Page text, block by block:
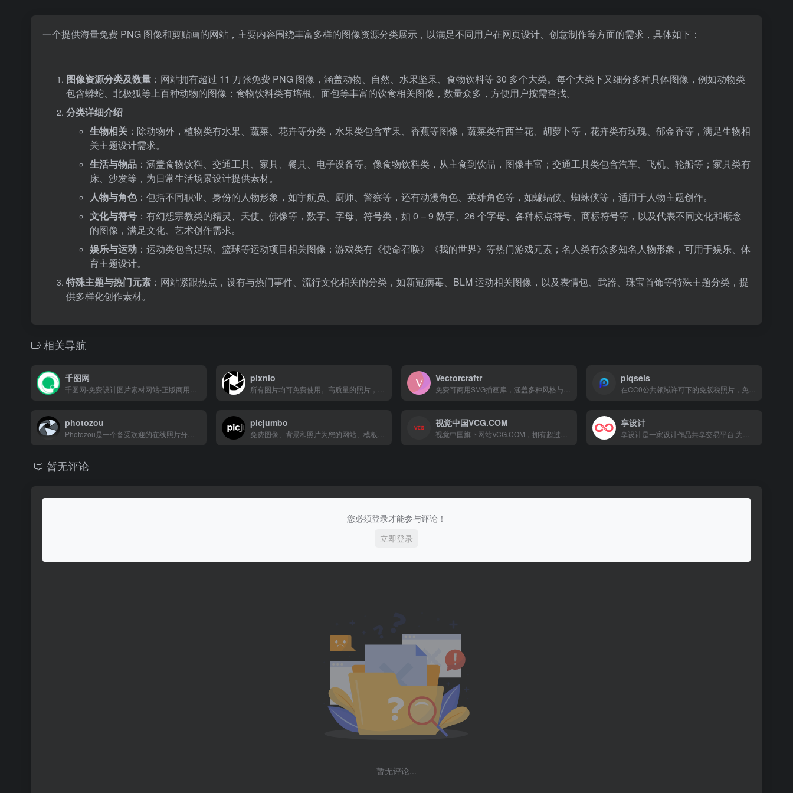
一个提供海量免费 PNG 图像和剪贴画的网站，主要内容围绕丰富多样的图像资源分类展示，以满足不同用户在网页设计、创意制作等方面的需求，具体如下：
图像资源分类及数量 ：网站拥有超过 11 万张免费 PNG 图像，涵盖动物、自然、水果坚果、食物饮料等 30 多个大类。每个大类下又细分多种具体图像，例如动物类
包含蟒蛇、北极狐等上百种动物的图像；食物饮料类有培根、面包等丰富的饮食相关图像，数量众多，方便用户按需查找。
分类详细介绍
生物相关 ：除动物外，植物类有水果、蔬菜、花卉等分类，水果类包含苹果、香蕉等图像，蔬菜类有西兰花、胡萝卜等，花卉类有玫瑰、郁金香等，满足生物相
关主题设计需求。
生活与物品 ：涵盖食物饮料、交通工具、家具、餐具、电子设备等。像食物饮料类，从主食到饮品，图像丰富；交通工具类包含汽车、飞机、轮船等；家具类有
床、沙发等，为日常生活场景设计提供素材。
人物与角色：包括不同职业、身份的人物形象，如宇航员、厨师、警察等，还有动漫角色、英雄角色等，如蝙蝠侠、蜘蛛侠等，适用于人物主题创作。
文化与符号 ：有幻想宗教类的精灵、天使、佛像等，数字、字母、符号类，如 0 – 9 数字、26 个字母、各种标点符号、商标符号等，以及代表不同文化和概念
的图像，满足文化、艺术创作需求。
娱乐与运动 ：运动类包含足球、篮球等运动项目相关图像；游戏类有《使命召唤》《我的世界》等热门游戏元素；名人类有众多知名人物形象，可用于娱乐、体
育主题设计。
特殊主题与热门元素 ：网站紧跟热点，设有与热门事件、流行文化相关的分类，如新冠病毒、BLM 运动相关图像，以及表情包、武器、珠宝首饰等特殊主题分类，提
供多样化创作素材。
相关导航
千图网 pixnio Vectorcraftr piqsels
photozou picjumbo 视觉中国VCG.COM 享设计
暂无评论
您必须登录才能参与评论！
立即登录
暂无评论...